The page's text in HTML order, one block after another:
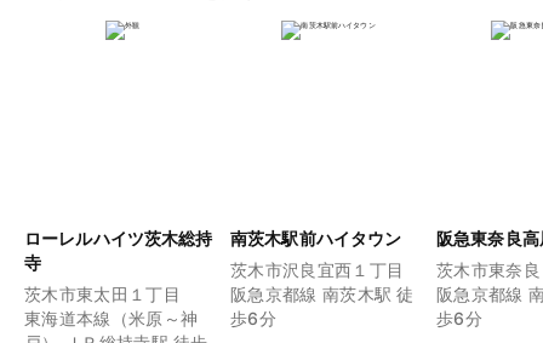
ローレルハイツ茨木総持
寺
茨木市東太田１丁目
東海道本線（米原～神
南茨木駅前ハイタウン
茨木市沢良宜西１丁目
阪急京都線 南茨木駅 徒
歩6分
阪急東奈良
茨木市東奈
阪急京都線
歩6分